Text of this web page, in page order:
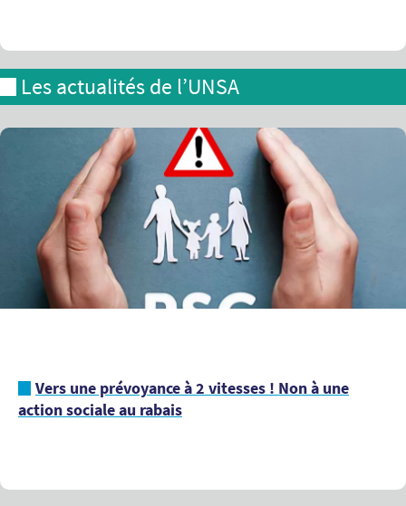
Les actualités de l’UNSA
Vers une prévoyance à 2 vitesses ! Non à une
action sociale au rabais